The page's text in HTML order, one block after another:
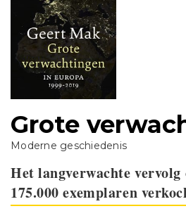
Grote
Moderne geschiedenis
Het langverwachte
175.000 exemplaren